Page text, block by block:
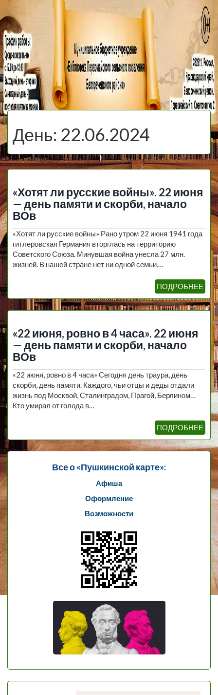
МБУ Библиотека
Первомайского
Сельского
Поселения
День: 22.06.2024
«Хотят ли русские войны». 22 июня
— день памяти и скорби, начало
ВОв
«Хотят ли русские войны» Рано утром 22 июня 1941 года
гитлеровская Германия вторглась на территорию
Советского Союза. Минувшая война унесла 27 млн.
жизней. В нашей стране нет ни одной семьи,…
ПОДРОБНЕЕ
«22 июня, ровно в 4 часа». 22 июня
— день памяти и скорби, начало
ВОв
«22 июня, ровно в 4 часа» Сегодня день траура, день
скорби, день памяти. Каждого, чьи отцы и деды отдали
жизнь под Москвой, Сталинградом, Прагой, Берлином…
Кто умирал от голода в…
ПОДРОБНЕЕ
Все о «Пушкинской карте»:
Афиша
Оформление
Возможности